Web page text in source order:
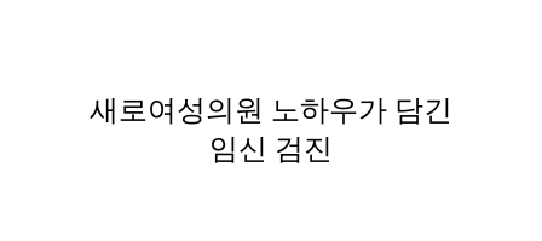
새로여성의원 노하우가 담긴
임신 검진